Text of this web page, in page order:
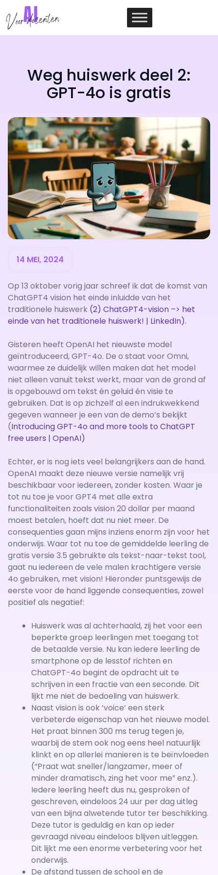
naar
de
Weg huiswerk deel 2:
GPT-4o is gratis
14 MEI, 2024
Op 13 oktober vorig jaar schreef ik dat de komst van
ChatGPT4 vision het einde inluidde van het
traditionele huiswerk (2) ChatGPT4-vision –> het
einde van het traditionele huiswerk! | LinkedIn).
Gisteren heeft OpenAI het nieuwste model
geïntroduceerd, GPT-4o. De o staat voor Omni,
waarmee ze duidelijk willen maken dat het model
niet alleen vanuit tekst werkt, maar van de grond af
is opgebouwd om tekst én geluid én visie te
gebruiken. Dat is op zichzelf al een indrukwekkend
gegeven wanneer je een van de demo’s bekijkt
(Introducing GPT-4o and more tools to ChatGPT
free users | OpenAI)
Echter, er is nog iets veel belangrijkers aan de hand.
OpenAI maakt deze nieuwe versie namelijk vrij
beschikbaar voor iedereen, zonder kosten. Waar je
tot nu toe je voor GPT4 met alle extra
functionaliteiten zoals vision 20 dollar per maand
moest betalen, hoeft dat nu niet meer. De
consequenties gaan mijns inziens enorm zijn voor het
onderwijs. Waar tot nu toe de gemiddelde leerling de
gratis versie 3.5 gebruikte als tekst-naar-tekst tool,
gaat nu iedereen de vele malen krachtigere versie
4o gebruiken, met vision! Hieronder puntsgewijs de
eerste voor de hand liggende consequenties, zowel
positief als negatief:
Huiswerk was al achterhaald, zij het voor een
beperkte groep leerlingen met toegang tot
de betaalde versie. Nu kan iedere leerling de
smartphone op de lesstof richten en
ChatGPT-4o begint de opdracht uit te
schrijven in een fractie van een seconde. Dit
lijkt me niet de bedoeling van huiswerk.
Naast vision is ook ‘voice’ een sterk
verbeterde eigenschap van het nieuwe model.
Het praat binnen 300 ms terug tegen je,
waarbij de stem ook nog eens heel natuurlijk
klinkt en op allerlei manieren is te beïnvloeden
(“Praat wat sneller/langzamer, meer of
minder dramatisch, zing het voor me” enz.).
Iedere leerling heeft dus nu, gesproken of
geschreven, eindeloos 24 uur per dag uitleg
van een bijna alwetende tutor ter beschikking.
Deze tutor is geduldig en kan op ieder
gevraagd niveau eindeloos blijven uitleggen.
Dit lijkt me een enorme verbetering voor het
onderwijs.
De afstand tussen de school en de